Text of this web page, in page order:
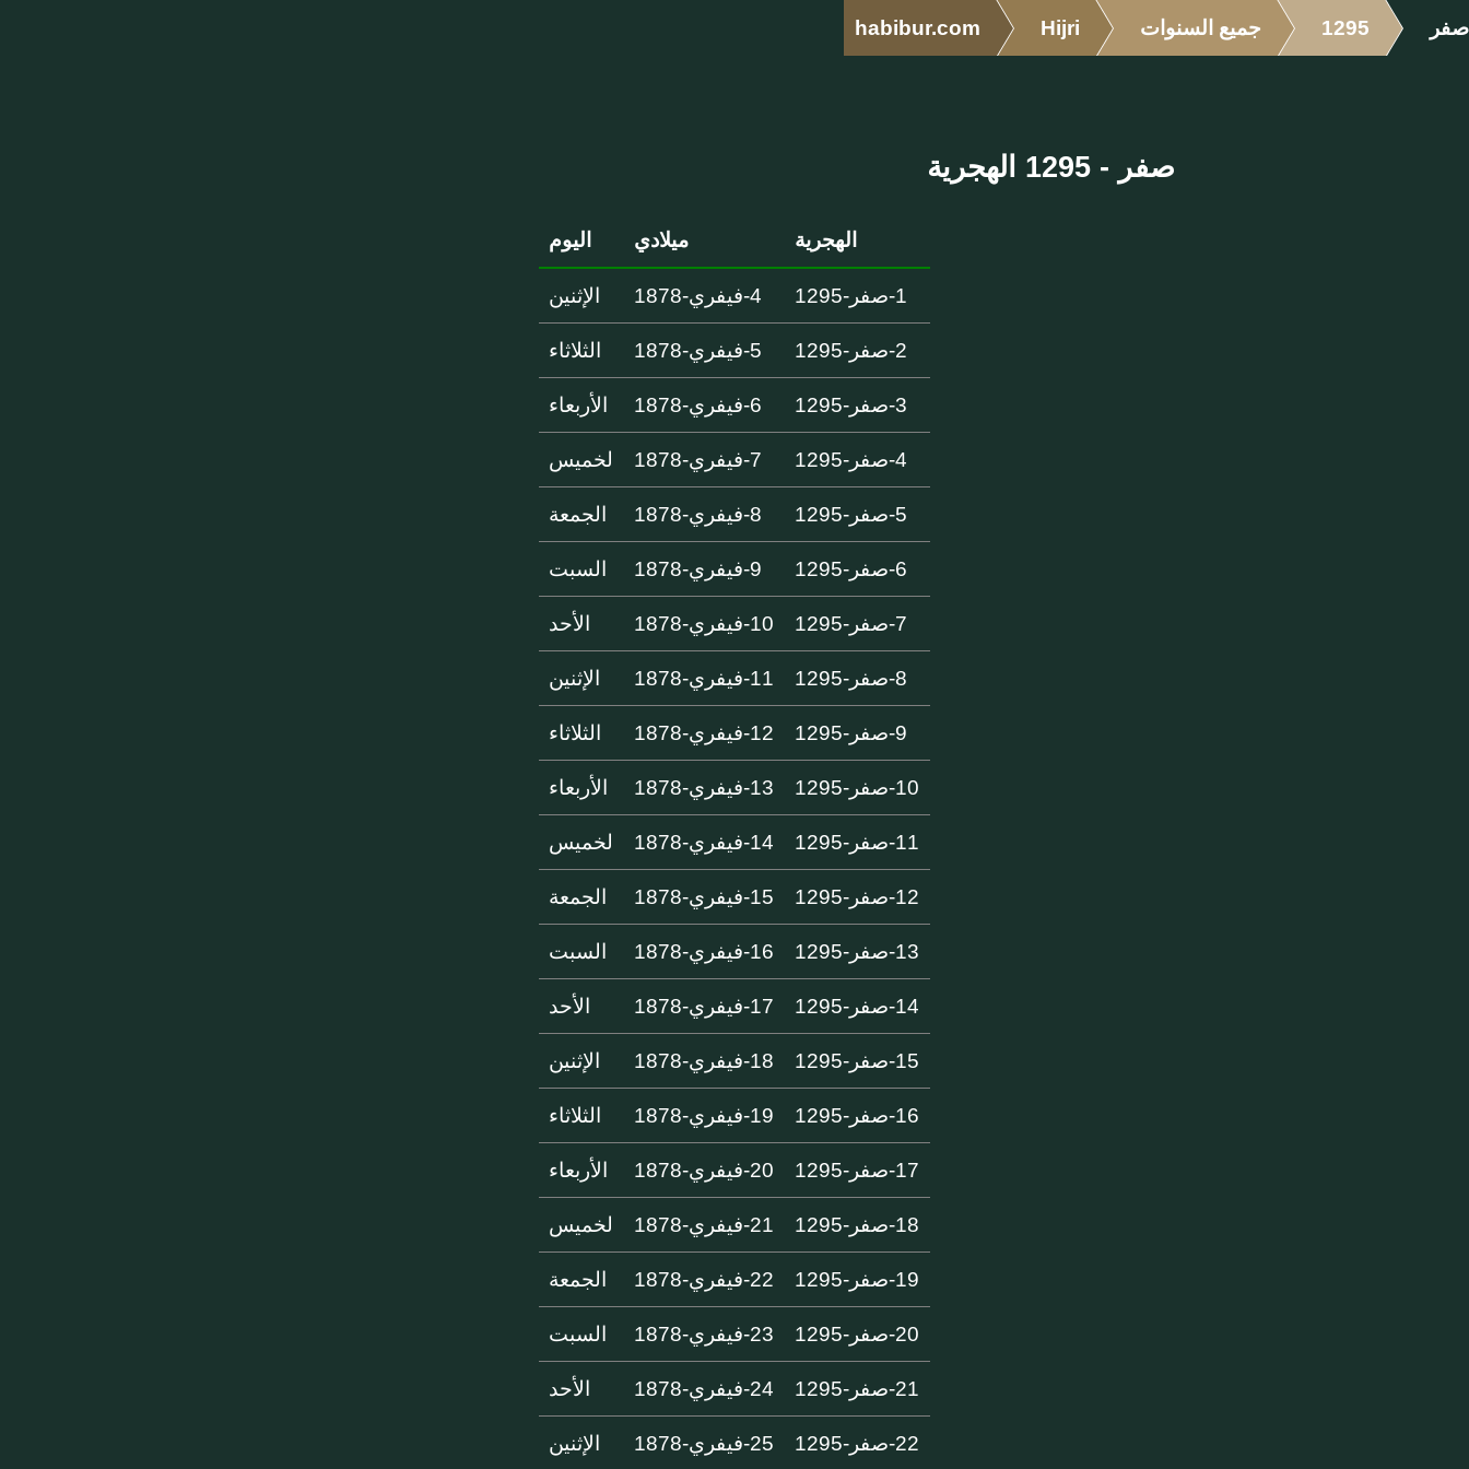
habibur.com Hijri جميع السنوات 1295 صفر
صفر - 1295 الهجرية
الهجرية ميلادي اليوم
1-صفر-1295 4-فيفري-1878 الإثنين
2-صفر-1295 5-فيفري-1878 الثلاثاء
3-صفر-1295 6-فيفري-1878 الأربعاء
4-صفر-1295 7-فيفري-1878 لخميس
5-صفر-1295 8-فيفري-1878 الجمعة
6-صفر-1295 9-فيفري-1878 السبت
7-صفر-1295 10-فيفري-1878 الأحد
8-صفر-1295 11-فيفري-1878 الإثنين
9-صفر-1295 12-فيفري-1878 الثلاثاء
10-صفر-1295 13-فيفري-1878 الأربعاء
11-صفر-1295 14-فيفري-1878 لخميس
12-صفر-1295 15-فيفري-1878 الجمعة
13-صفر-1295 16-فيفري-1878 السبت
14-صفر-1295 17-فيفري-1878 الأحد
15-صفر-1295 18-فيفري-1878 الإثنين
16-صفر-1295 19-فيفري-1878 الثلاثاء
17-صفر-1295 20-فيفري-1878 الأربعاء
18-صفر-1295 21-فيفري-1878 لخميس
19-صفر-1295 22-فيفري-1878 الجمعة
20-صفر-1295 23-فيفري-1878 السبت
21-صفر-1295 24-فيفري-1878 الأحد
22-صفر-1295 25-فيفري-1878 الإثنين